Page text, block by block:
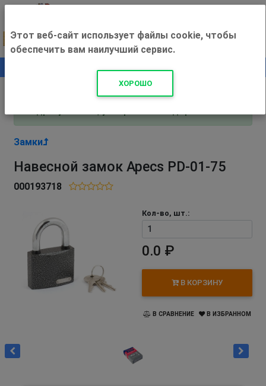
+500 ₽
Внимание! С 3 августа магазин работает по
Замки
Навесной замок Apecs PD-01-75
000193718
Кол-во, шт.:
0.0 ₽
В КОРЗИНУ
В СРАВНЕНИЕ В ИЗБРАННОМ
Этот веб-сайт использует файлы cookie, чтобы
обеспечить вам наилучший сервис.
ХОРОШО